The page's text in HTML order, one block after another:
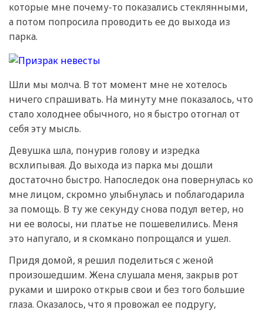
которые мне почему-то показались стеклянными,
а потом попросила проводить ее до выхода из
парка.
Шли мы молча. В тот момент мне не хотелось
ничего спрашивать. На минуту мне показалось, что
стало холоднее обычного, но я быстро отогнал от
себя эту мысль.
Девушка шла, понурив голову и изредка
всхлипывая. До выхода из парка мы дошли
достаточно быстро. Напоследок она повернулась ко
мне лицом, скромно улыбнулась и поблагодарила
за помощь. В ту же секунду снова подул ветер, но
ни ее волосы, ни платье не пошевелились. Меня
это напугало, и я скомкано попрощался и ушел.
Придя домой, я решил поделиться с женой
произошедшим. Жена слушала меня, закрыв рот
руками и широко открыв свои и без того большие
глаза. Оказалось, что я провожал ее подругу,